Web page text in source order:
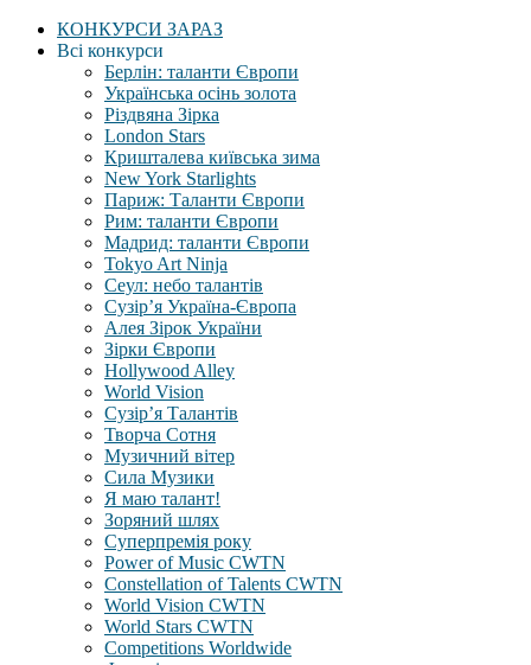
КОНКУРСИ ЗАРАЗ
Всі конкурси
Берлін: таланти Європи
Українська осінь золота
Різдвяна Зірка
London Stars
Кришталева київська зима
New York Starlights
Париж: Таланти Європи
Рим: таланти Європи
Мадрид: таланти Європи
Tokyo Art Ninja
Сеул: небо талантів
Сузір’я Україна-Європа
Алея Зірок України
Зірки Європи
Hollywood Alley
World Vision
Сузір’я Талантів
Творча Сотня
Музичний вітер
Сила Музики
Я маю талант!
Зоряний шлях
Суперпремія року
Power of Music CWTN
Constellation of Talents CWTN
World Vision CWTN
World Stars CWTN
Competitions Worldwide